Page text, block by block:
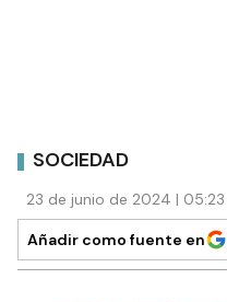
SOCIEDAD
23 de junio de 2024 |
Añadir como fuente en